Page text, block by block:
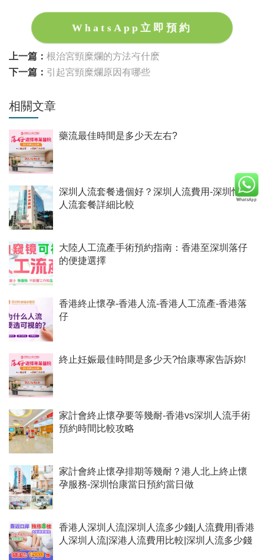
WhatsApp立即預約
上一篇： 根治宮頸糜爛的方法有什麽
下一篇： 引起宮頸糜爛原因有哪些
相關文章
藥流最佳時間是多少天左右?
深圳人流套餐邊個好？深圳人流費用-深圳怡康
人流套餐詳細比較
​大陸人工流產手術預約指南：香港至深圳落仔
的便捷選擇
香港終止懷孕-香港人流-香港人工流產-香港落
仔
終止妊娠最佳時間是多少天?怡康專家告訴妳!
家計會終止懷孕要等幾耐-香港vs深圳人流手術
預約時間比較攻略
家計會終止懷孕排期等幾耐？港人北上終止懷
孕服務-深圳怡康當日預約當日做
香港人深圳人流|深圳人流多少錢|人流費用|香港
人深圳人流|深港人流費用比較|深圳人流多少錢